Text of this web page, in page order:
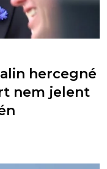
hercegné
nem jelent